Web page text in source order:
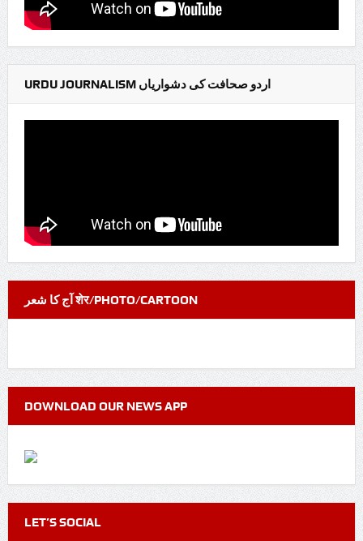
URDU JOURNALISM اردو صحافت کی دشواریاں
آج کا شعر शेर/PHOTO/CARTOON
DOWNLOAD OUR NEWS APP
LET’S SOCIAL